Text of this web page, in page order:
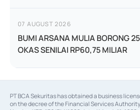
07 AUGUST 2026
BUMI ARSANA MULIA BORONG
OKAS SENILAI RP60,75 MILIAR
PT BCA Sekuritas has obtained a business
on the decree of the Financial Services